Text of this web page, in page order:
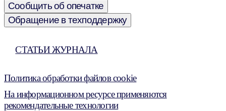
Сообщить об опечатке
Обращение в техподдержку
СТАТЬИ ЖУРНАЛА
Политика обработки файлов cookie
На информационном ресурсе применяются
рекомендательные технологии